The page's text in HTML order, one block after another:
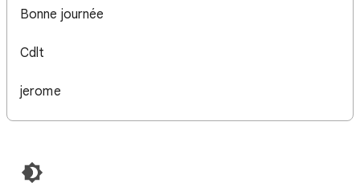
Bonne journée
Cdlt
jerome